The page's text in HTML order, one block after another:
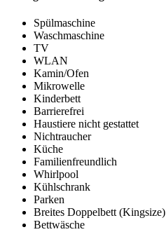
Spülmaschine
Waschmaschine
TV
WLAN
Kamin/Ofen
Mikrowelle
Kinderbett
Barrierefrei
Haustiere nicht gestattet
Nichtraucher
Küche
Familienfreundlich
Whirlpool
Kühlschrank
Parken
Breites Doppelbett (Kingsize)
Bettwäsche